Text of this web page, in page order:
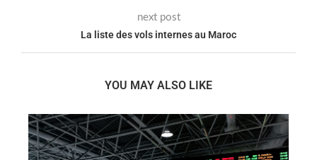
next post
La liste des vols internes au Maroc
YOU MAY ALSO LIKE